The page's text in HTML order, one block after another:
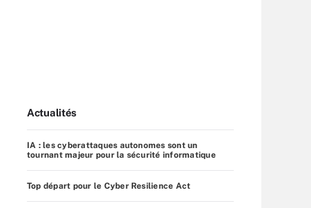
Actualités
IA : les cyberattaques autonomes sont un
tournant majeur pour la sécurité informatique
Top départ pour le Cyber Resilience Act